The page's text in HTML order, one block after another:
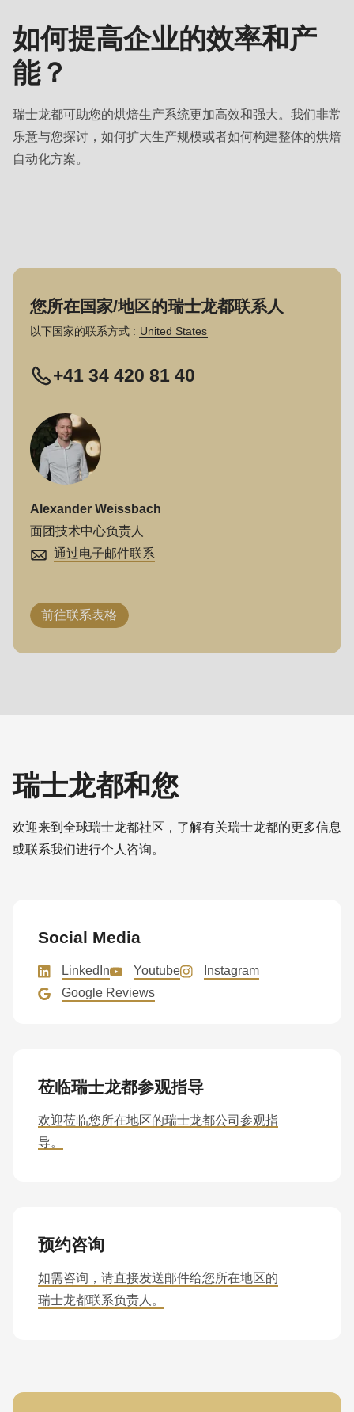
如何提高企业的效率和产
能？
瑞士龙都可助您的烘焙生产系统更加高效和强大。我们非常
乐意与您探讨，如何扩大生产规模或者如何构建整体的烘焙
自动化方案。
您所在国家/地区的瑞士龙都联系人
以下国家的联系方式 : United States
+41 34 420 81 40
Alexander Weissbach
面团技术中心负责人
通过电子邮件联系
前往联系表格
瑞士龙都和您
欢迎来到全球瑞士龙都社区，了解有关瑞士龙都的更多信息
或联系我们进行个人咨询。
Social Media
LinkedIn Youtube
Instagram
Google Reviews
莅临瑞士龙都参观指导
欢迎莅临您所在地区的瑞士龙都公司参观指
导。
预约咨询
如需咨询，请直接发送邮件给您所在地区的
瑞士龙都联系负责人。